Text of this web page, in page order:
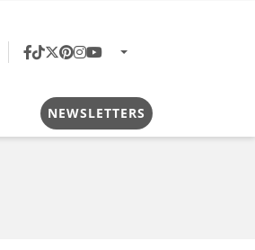
NEWSLETTERS